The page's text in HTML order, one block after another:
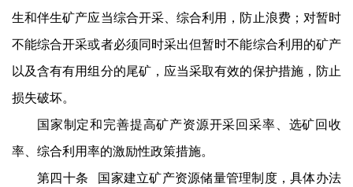
生和伴生矿产应当综合开采、综合利用，防止浪费；对暂时
不能综合开采或者必须同时采出但暂时不能综合利用的矿产
以及含有有用组分的尾矿，应当采取有效的保护措施，防止
损失破坏。
国家制定和完善提高矿产资源开采回采率、选矿回收
率、综合利用率的激励性政策措施。
第四十条 国家建立矿产资源储量管理制度，具体办法